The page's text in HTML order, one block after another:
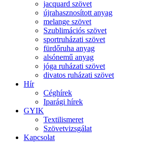
jacquard szövet
újrahasznosított anyag
melange szövet
Szublimációs szövet
sportruházati szövet
fürdőruha anyag
alsónemű anyag
jóga ruházati szövet
divatos ruházati szövet
Hír
Céghírek
Iparági hírek
GYIK
Textilismeret
Szövetvizsgálat
Kapcsolat